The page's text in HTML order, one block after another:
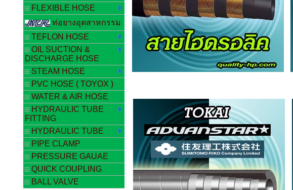
FLEXIBLE HOSE
ท่อยางอุตสาหกรรม
TEFLON HOSE
OIL SUCTION &
DISCHARGE HOSE
STEAM HOSE
PVC HOSE ( TOYOX )
WATER & AIR HOSE
HYDRAULIC TUBE
FITTING
HYDRAULIC TUBE
PIPE CLAMP
PRESSURE GAUAE
QUICK COUPLING
BALL VALVE